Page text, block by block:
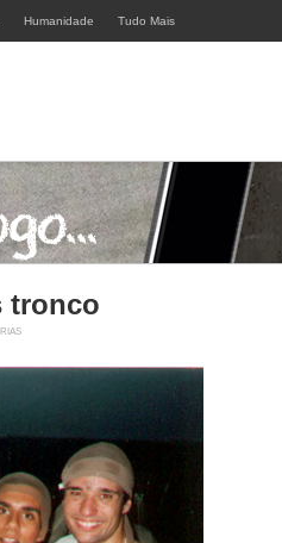
Humanidade Tudo Mais
tronco